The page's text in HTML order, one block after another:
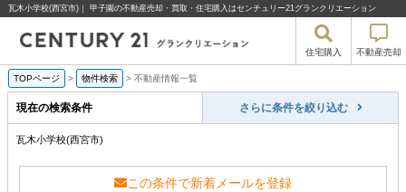
瓦木小学校(西宮市)｜ 甲子園の不動産売却・買取・住宅購入はセンチュリー21グランクリエーション
住宅購入 不動産売却
TOPページ > 物件検索 > 不動産情報一覧
現在の検索条件 さらに条件を絞り込む
瓦木小学校(西宮市)
この条件で新着メールを登録